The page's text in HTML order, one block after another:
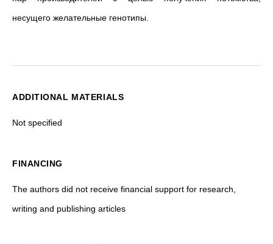
несущего желательные генотипы.
ADDITIONAL MATERIALS
Not specified
FINANCING
The authors did not receive financial support for research,
writing and publishing articles